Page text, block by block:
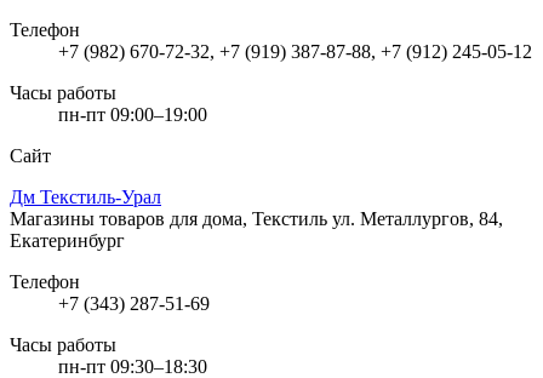
Телефон
+7 (982) 670-72-32, +7 (919) 387-87-88, +7 (912) 245-05-12
Часы работы
пн-пт 09:00–19:00
Сайт
Дм Текстиль-Урал
Магазины товаров для дома, Текстиль ул. Металлургов, 84,
Екатеринбург
Телефон
+7 (343) 287-51-69
Часы работы
пн-пт 09:30–18:30